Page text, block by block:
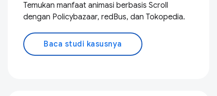
Temukan manfaat animasi berbasis Scroll
dengan Policybazaar, redBus, dan Tokopedia.
Baca studi kasusnya